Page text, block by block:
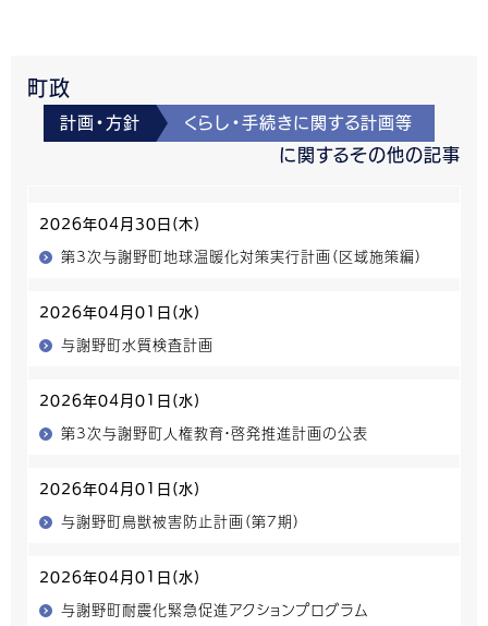
町政
計画・方針 くらし・手続きに関する計画等
に関するその他の記事
2026年04月30日(木)
第3次与謝野町地球温暖化対策実行計画（区域施策編）
2026年04月01日(水)
与謝野町水質検査計画
2026年04月01日(水)
第3次与謝野町人権教育・啓発推進計画の公表
2026年04月01日(水)
与謝野町鳥獣被害防止計画（第7期）
2026年04月01日(水)
与謝野町耐震化緊急促進アクションプログラム